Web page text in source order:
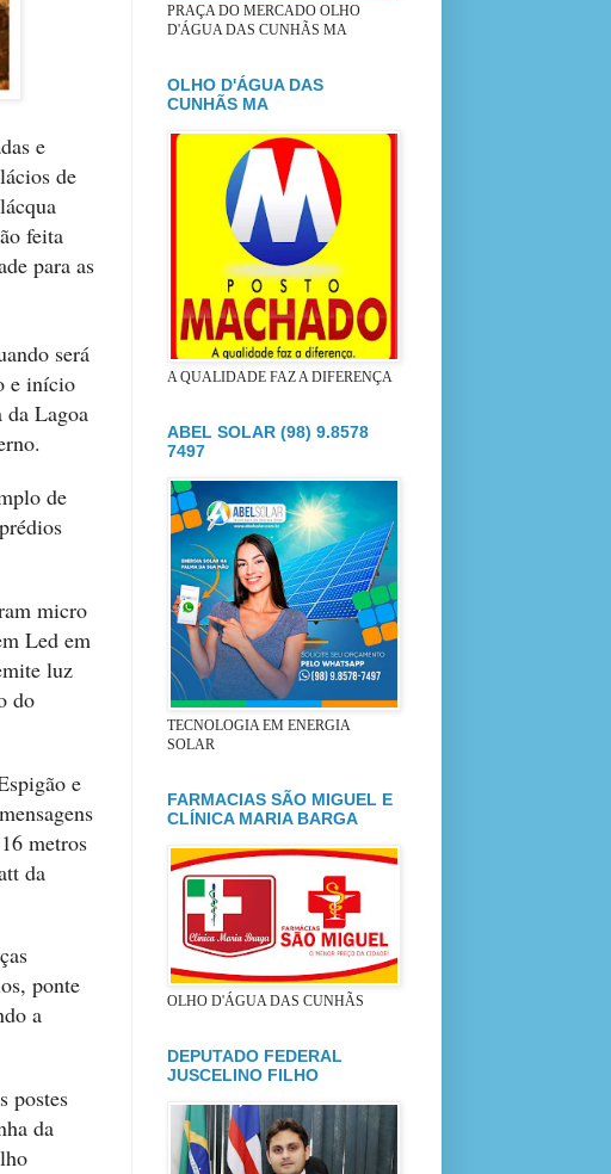
e
de
feita
para as
será
e início
da Lagoa
de
micro
Led em
luz
do
e
metros
da
ponte
a
postes
da
PRAÇA DO MERCADO OLHO
D'ÁGUA DAS CUNHÃS MA
OLHO D'ÁGUA DAS
CUNHÃS MA
A QUALIDADE FAZ A DIFERENÇA
ABEL SOLAR (98) 9.8578
7497
TECNOLOGIA EM ENERGIA
SOLAR
FARMACIAS SÃO MIGUEL E
CLÍNICA MARIA BARGA
OLHO D'ÁGUA DAS CUNHÃS
DEPUTADO FEDERAL
JUSCELINO FILHO